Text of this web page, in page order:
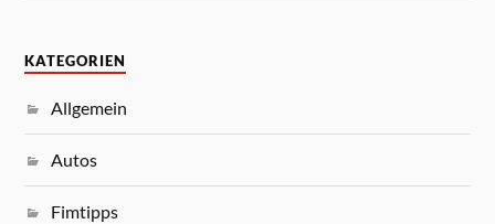
KATEGORIEN
Allgemein
Autos
Fimtipps